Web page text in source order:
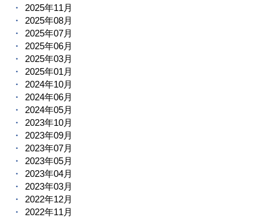
2025年11月
2025年08月
2025年07月
2025年06月
2025年03月
2025年01月
2024年10月
2024年06月
2024年05月
2023年10月
2023年09月
2023年07月
2023年05月
2023年04月
2023年03月
2022年12月
2022年11月